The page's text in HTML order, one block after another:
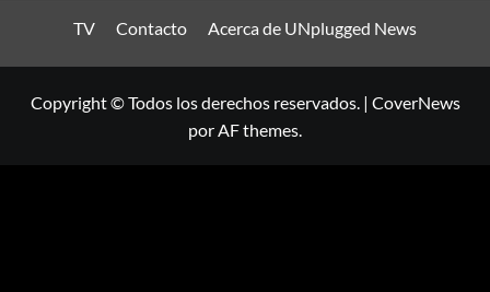
TV Contacto Acerca de UNplugged News
Copyright © Todos los derechos reservados. | CoverNews
por AF themes.